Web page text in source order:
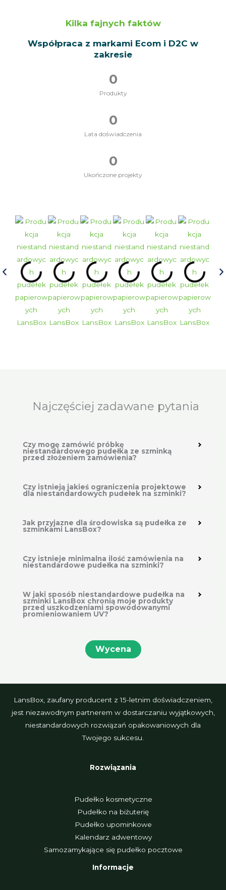
Kilka fajnych faktów
Współpraca z markami Ecom i D2C w
zakresie
Produkty
0
Lata doświadczenia
0
Ukończone projekty
0
Najczęściej zadawane pytania
Czy mogę zamówić próbkę
niestandardowego pudełka ze szminką
przed złożeniem zamówienia?
Czy istnieją jakieś ograniczenia projektowe
dla niestandardowych pudełek na szminki?
Jak przyjazne dla środowiska są pudełka ze
szminkami LansBox?
Czy istnieje minimalna ilość zamówienia na
niestandardowe pudełka na szminki?
W jaki sposób niestandardowe pudełka na
szminki LansBox chronią moje produkty
przed uszkodzeniami spowodowanymi
promieniowaniem UV?
Wycena
LansBox, zaufany producent z 15-letnim doświadczeniem,
jest niezawodnym partnerem w dostarczaniu wyjątkowych,
niestandardowych rozwiązań opakowaniowych dla
Twojego sukcesu.
Rozwiązania
Pudełko kosmetyczne
Pudełko na biżuterię
Pudełko upominkowe
Kalendarz adwentowy
Samozamykające się pudełko pocztowe
Informacje